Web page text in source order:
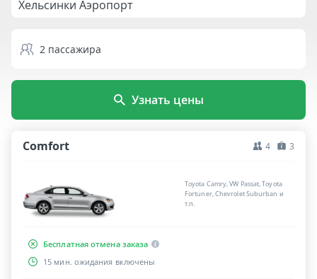
2 пассажира
Узнать цены
Comfort 4 3
Toyota Camry, VW Passat, Toyota
Fortuner, Chevrolet Suburban и
т.п.
Бесплатная отмена заказа
15 мин. ожидания включены